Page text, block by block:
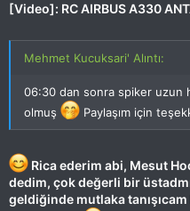
[Video]: RC AIRBUS A330
Mehmet Kucuksari' Alıntı:
06:30 dan sonra spiker uzun
olmuş
Paylaşım için
Rica ederim abi, Mesut
dedim, çok değerli bir
geldiğinde mutlaka